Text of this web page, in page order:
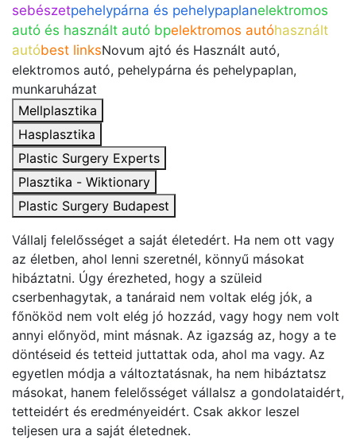
sebészetpehelypárna és pehelypaplanelektromos
autó és használt autó bpelektromos autóhasznált
autóbest linksNovum ajtó és Használt autó,
elektromos autó, pehelypárna és pehelypaplan,
munkaruházat
Mellplasztika
Hasplasztika
Plastic Surgery Experts
Plasztika - Wiktionary
Plastic Surgery Budapest
Vállalj felelősséget a saját életedért. Ha nem ott vagy
az életben, ahol lenni szeretnél, könnyű másokat
hibáztatni. Úgy érezheted, hogy a szüleid
cserbenhagytak, a tanáraid nem voltak elég jók, a
főnököd nem volt elég jó hozzád, vagy hogy nem volt
annyi előnyöd, mint másnak. Az igazság az, hogy a te
döntéseid és tetteid juttattak oda, ahol ma vagy. Az
egyetlen módja a változtatásnak, ha nem hibáztatsz
másokat, hanem felelősséget vállalsz a gondolataidért,
tetteidért és eredményeidért. Csak akkor leszel
teljesen ura a saját életednek.